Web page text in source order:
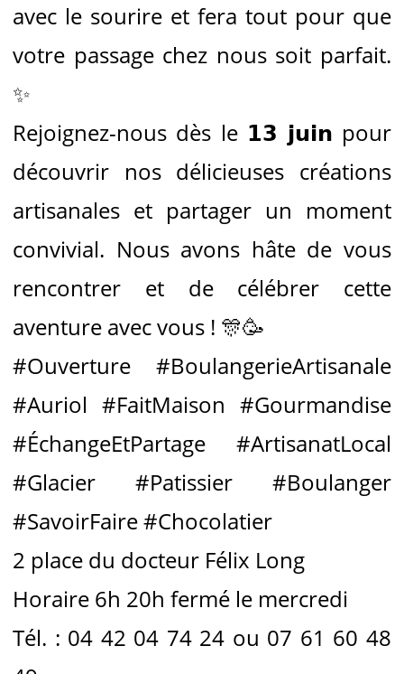
avec le sourire et fera tout pour que
votre passage chez nous soit parfait.
✨
Rejoignez-nous dès le 𝟭𝟯 𝗷𝘂𝗶𝗻 pour
découvrir nos délicieuses créations
artisanales et partager un moment
convivial. Nous avons hâte de vous
rencontrer et de célébrer cette
aventure avec vous ! 🎊🥳
#Ouverture #BoulangerieArtisanale
#Auriol #FaitMaison #Gourmandise
#ÉchangeEtPartage #ArtisanatLocal
#Glacier #Patissier #Boulanger
#SavoirFaire #Chocolatier
2 place du docteur Félix Long
Horaire 6h 20h fermé le mercredi
Tél. : 04 42 04 74 24 ou 07 61 60 48